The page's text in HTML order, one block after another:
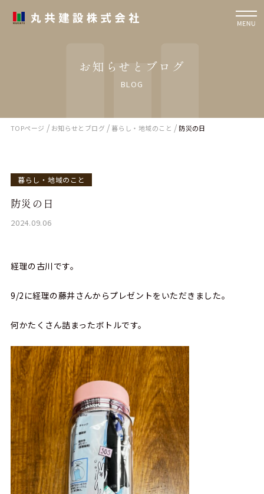
お知らせとブログ
BLOG
TOPページ / お知らせとブログ / 暮らし・地域のこと / 防災の日
暮らし・地域のこと
防災の日
2024.09.06
経理の古川です。
9/2に経理の藤井さんからプレゼントをいただきました。
何かたくさん詰まったボトルです。